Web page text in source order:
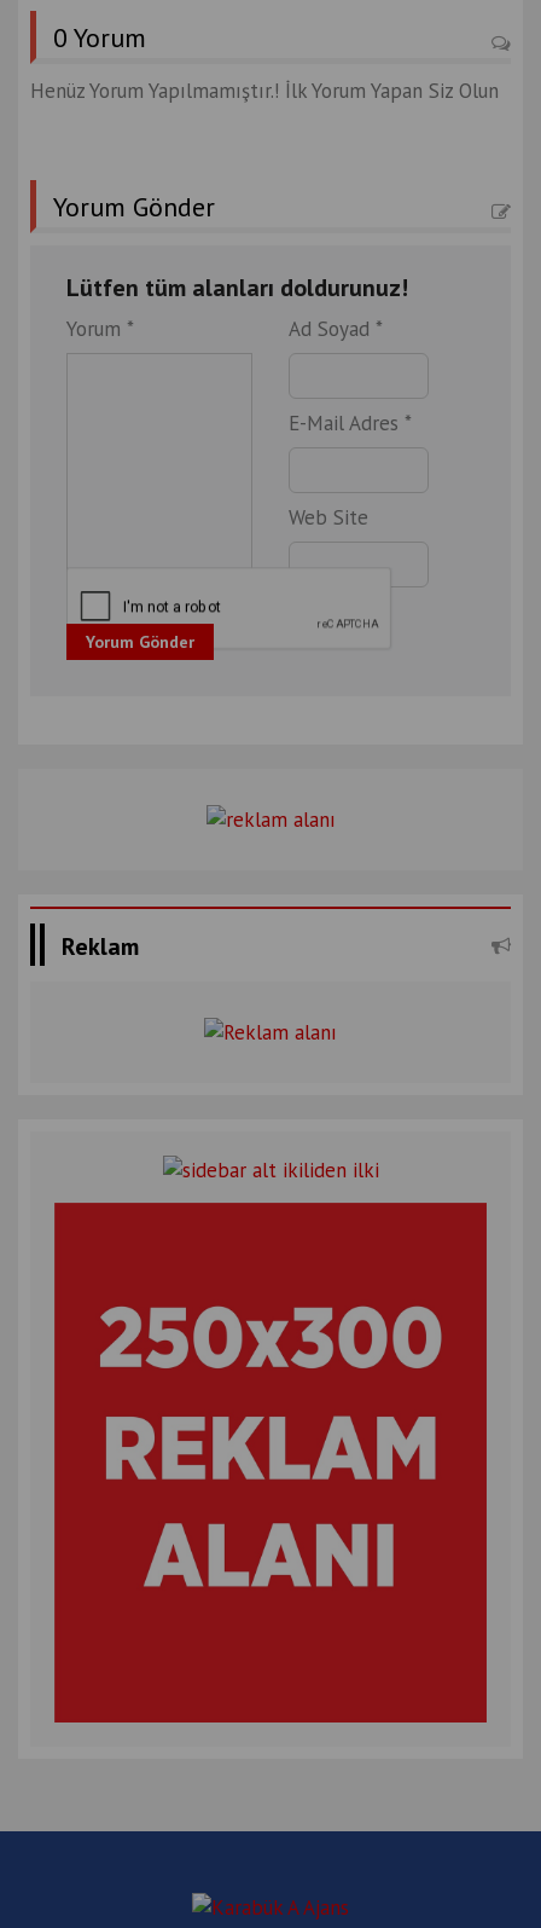
0 Yorum
Henüz Yorum Yapılmamıştır.! İlk Yorum Yapan Siz Olun
Yorum Gönder
Lütfen tüm alanları doldurunuz!
Yorum * Ad Soyad *
E-Mail Adres *
Web Site
Yorum Gönder
Reklam